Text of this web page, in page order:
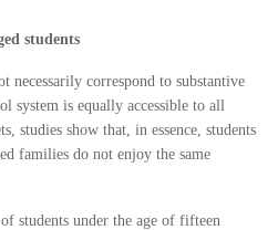
students
necessarily correspond to substantive
system is equally accessible to all
studies show that, in essence, students
families do not enjoy the same
students under the age of fifteen